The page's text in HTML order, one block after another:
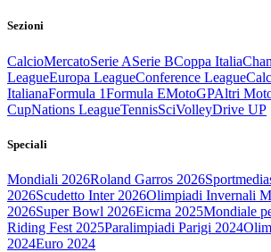
Sezioni
CalcioMercatoSerie ASerie BCoppa Italia
LeagueEuropa LeagueConference League
ItalianaFormula 1Formula EMotoGPAltri
CupNations LeagueTennisSciVolleyDrive UP
Speciali
Mondiali 2026Roland Garros 2026
2026Scudetto Inter 2026Olimpiadi Invernali
2026Super Bowl 2026Eicma 2025Mondiale
Riding Fest 2025Paralimpiadi Parigi 2024
2024Euro 2024